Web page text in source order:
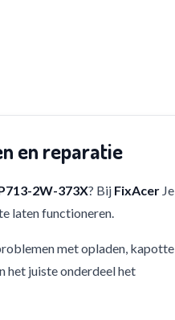
en reparatie
2W-373X? Bij FixAcer Je
laten functioneren.
met opladen, kapotte
het juiste onderdeel het